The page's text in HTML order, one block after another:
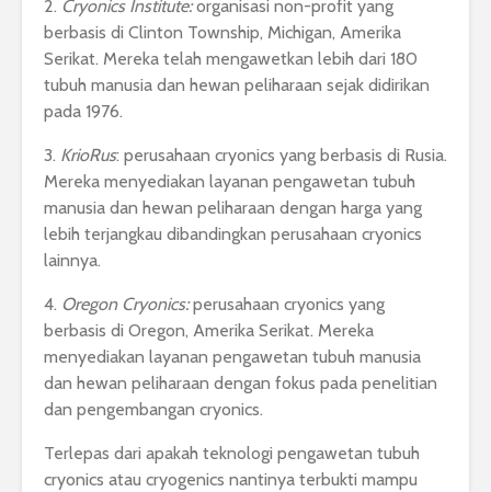
2. Cryonics Institute:organisasi non-profit yang
berbasis di Clinton Township, Michigan, Amerika
Serikat. Mereka telah mengawetkan lebih dari 180
tubuh manusia dan hewan peliharaan sejak didirikan
pada 1976.
3. KrioRus: perusahaan cryonics yang berbasis di Rusia.
Mereka menyediakan layanan pengawetan tubuh
manusia dan hewan peliharaan dengan harga yang
lebih terjangkau dibandingkan perusahaan cryonics
lainnya.
4. Oregon Cryonics:perusahaan cryonics yang
berbasis di Oregon, Amerika Serikat. Mereka
menyediakan layanan pengawetan tubuh manusia
dan hewan peliharaan dengan fokus pada penelitian
dan pengembangan cryonics.
Terlepas dari apakah teknologi pengawetan tubuh
cryonics atau cryogenics nantinya terbukti mampu